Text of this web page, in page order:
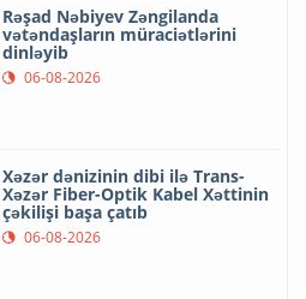
Rəşad Nəbiyev Zəngilanda
vətəndaşların müraciətlərini
dinləyib
06-08-2026
Xəzər dənizinin dibi ilə Trans-
Xəzər Fiber-Optik Kabel Xəttinin
çəkilişi başa çatıb
06-08-2026